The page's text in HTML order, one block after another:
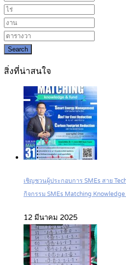
Search
สิ่งที่น่าสนใจ
เชิญชวนผู้ประกอบการ SMEs สาย
กิจกรรม SMEs Matching Knowledge
12 มีนาคม 2025